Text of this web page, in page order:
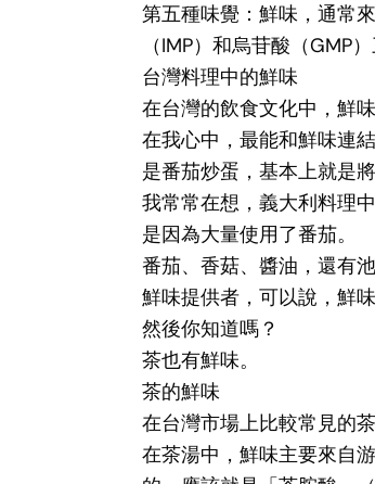
第五種味覺：鮮味，通常
（IMP）和烏苷酸（GMP
台灣料理中的鮮味
在台灣的飲食文化中，鮮
在我心中，最能和鮮味連
是番茄炒蛋，基本上就是
我常常在想，義大利料理
是因為大量使用了番茄。
番茄、香菇、醬油，還有
鮮味提供者，可以說，鮮
然後你知道嗎？
茶也有鮮味。
茶的鮮味
在台灣市場上比較常見的
在茶湯中，鮮味主要來自